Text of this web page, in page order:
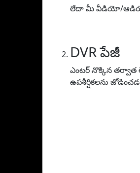
లేదా మీ వీడియో/ఆడియో
DVR పేజీ
ఎంటర్ నొక్కిన తర్వాత
ఉపశీర్షికలను